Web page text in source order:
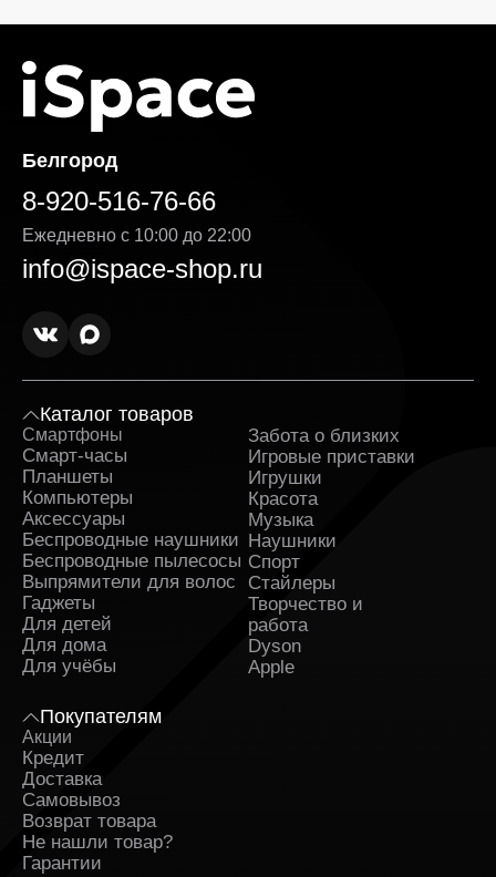
Белгород
8-920-516-76-66
Ежедневно с 10:00 до 22:00
info@ispace-shop.ru
Каталог товаров
Смартфоны
Смарт-часы
Планшеты
Компьютеры
Аксессуары
Беспроводные наушники
Беспроводные пылесосы
Выпрямители для волос
Гаджеты
Для детей
Для дома
Для учёбы
Забота о близких
Игровые приставки
Игрушки
Красота
Музыка
Наушники
Спорт
Стайлеры
Творчество и
работа
Dyson
Apple
Покупателям
Акции
Кредит
Доставка
Самовывоз
Возврат товара
Не нашли товар?
Гарантии